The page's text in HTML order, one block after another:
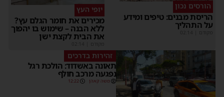
הורסים נכון
הריסת מבנים: טיפים ומידע
על התהליך
מקודם
יופי העץ
מכירים את חומר הגלם עץ?
ללא הבנה – שימוש בו יהפוך
את הבית לקצת ישן
מקודם
זהירות בדרכים
תאונה באשדוד: הולכת רגל
נפגעה מרכב חולף
משה קאהן 12:22